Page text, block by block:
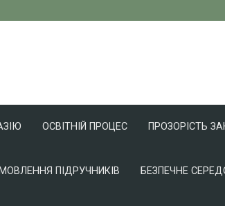
ОСВІТНІЙ ПРОЦЕС ПРОЗОРІСТЬ
ПІДРУЧНИКІВ БЕЗПЕЧНЕ